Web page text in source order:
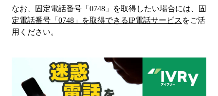
なお、固定電話番号「 0748 」を取得したい場合には、
固
定電話番号「 0748 」を取得できるIP電話サービス をご活
用ください。